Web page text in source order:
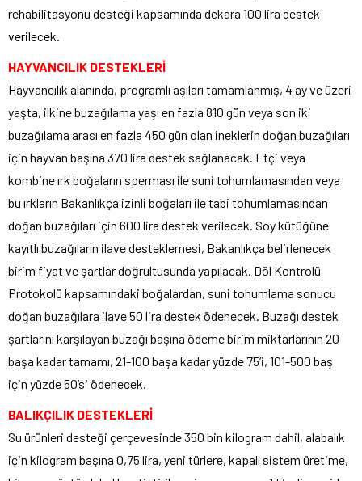
rehabilitasyonu desteği kapsamında dekara 100 lira destek
verilecek.
HAYVANCILIK DESTEKLERİ
Hayvancılık alanında, programlı aşıları tamamlanmış, 4 ay ve üzeri
yaşta, ilkine buzağılama yaşı en fazla 810 gün veya son iki
buzağılama arası en fazla 450 gün olan ineklerin doğan buzağıları
için hayvan başına 370 lira destek sağlanacak. Etçi veya
kombine ırk boğaların sperması ile suni tohumlamasından veya
bu ırkların Bakanlıkça izinli boğaları ile tabi tohumlamasından
doğan buzağıları için 600 lira destek verilecek. Soy kütüğüne
kayıtlı buzağıların ilave desteklemesi, Bakanlıkça belirlenecek
birim fiyat ve şartlar doğrultusunda yapılacak. Döl Kontrolü
Protokolü kapsamındaki boğalardan, suni tohumlama sonucu
doğan buzağılara ilave 50 lira destek ödenecek. Buzağı destek
şartlarını karşılayan buzağı başına ödeme birim miktarlarının 20
başa kadar tamamı, 21-100 başa kadar yüzde 75’i, 101-500 baş
için yüzde 50’si ödenecek.
BALIKÇILIK DESTEKLERİ
Su ürünleri desteği çerçevesinde 350 bin kilogram dahil, alabalık
için kilogram başına 0,75 lira, yeni türlere, kapalı sistem üretime,